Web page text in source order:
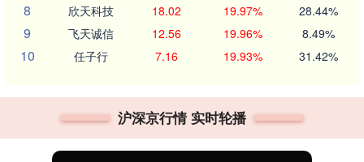
8 欣天科技 18.02 19.97% 28.44%
9 飞天诚信 12.56 19.96% 8.49%
10 任子行 7.16 19.93% 31.42%
沪深京行情 实时轮播